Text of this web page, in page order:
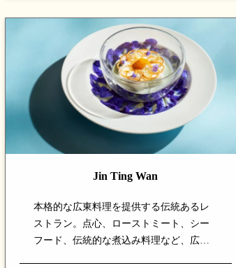
Jin Ting Wan
本格的な広東料理を提供する伝統あるレ
ストラン。点心、ローストミート、シー
フード、伝統的な煮込み料理など、広東